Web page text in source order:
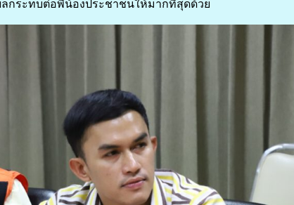
ลกระทบต่อพี่น้องประชาชนให้มากที่สุดด้วย